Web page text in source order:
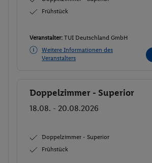
Frühstück
Veranstalter: TUI Deutschland GmbH
Weitere Informationen des
Veranstalters
Buchen
Doppelzimmer - Superior
18.08. - 20.08.2026
Doppelzimmer - Superior
Frühstück